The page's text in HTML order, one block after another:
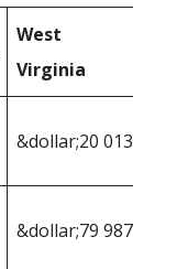
West
Virginia
&dollar;20 013
&dollar;79 987